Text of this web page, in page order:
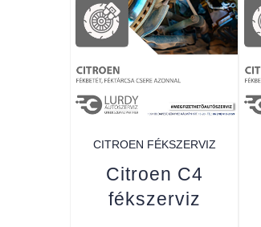
CITROEN FÉKSZERVIZ
Citroen C4
fékszerviz